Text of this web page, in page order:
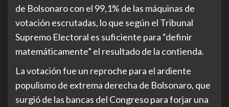
de Bolsonaro con el 99,1% de las máquinas de
votación escrutadas, lo que según el Tribunal
Supremo Electoral es suficiente para “definir
matemáticamente” el resultado de la contienda.
La votación fue un reproche para el ardiente
populismo de extrema derecha de Bolsonaro, que
surgió de las bancas del Congreso para forjar una